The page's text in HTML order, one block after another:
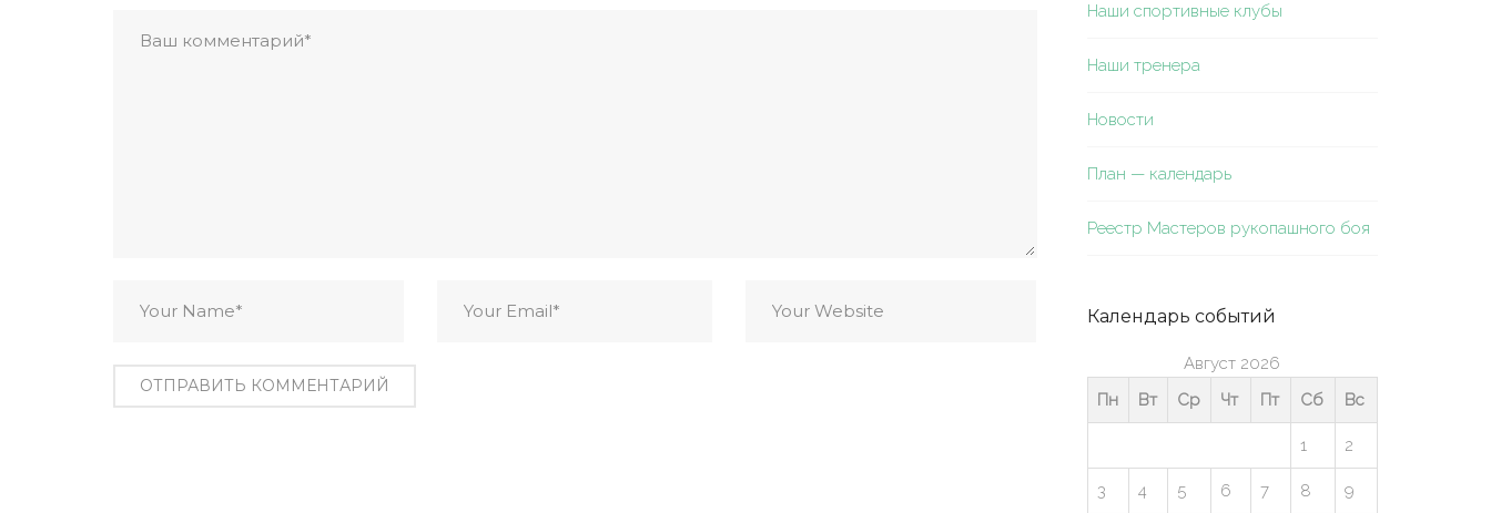
Наши спортивные клубы
Наши тренера
Новости
План — календарь
Реестр Мастеров рукопашного боя
Календарь событий
Август 2026
Пн
Вт Ср Чт Пт Сб Вс
1 2
3 4 5 6 7 8 9